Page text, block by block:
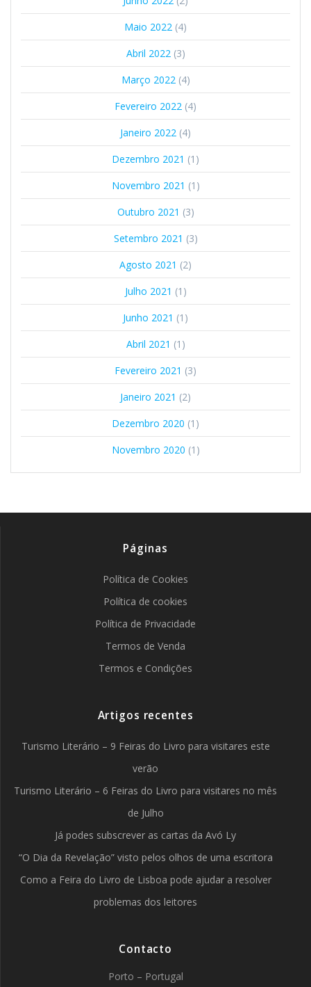
Maio 2022 (4)
Abril 2022(3)
Março 2022(4)
Fevereiro 2022 (4)
Janeiro 2022 (4)
Dezembro 2021 (1)
Novembro 2021 (1)
Outubro 2021 (3)
Setembro 2021 (3)
Agosto 2021 (2)
Julho 2021 (1)
Junho 2021 (1)
Abril 2021 (1)
Fevereiro 2021 (3)
Janeiro 2021 (2)
Dezembro 2020 (1)
Novembro 2020 (1)
Páginas
Política de Cookies
Política de cookies
Política de Privacidade
Termos de Venda
Termos e Condições
Artigos recentes
Turismo Literário – 9 Feiras do Livro para visitares este
verão
Turismo Literário – 6 Feiras do Livro para visitares no mês
de Julho
Já podes subscrever as cartas da Avó Ly
“O Dia da Revelação” visto pelos olhos de uma escritora
Como a Feira do Livro de Lisboa pode ajudar a resolver
problemas dos leitores
Contacto
Porto – Portugal